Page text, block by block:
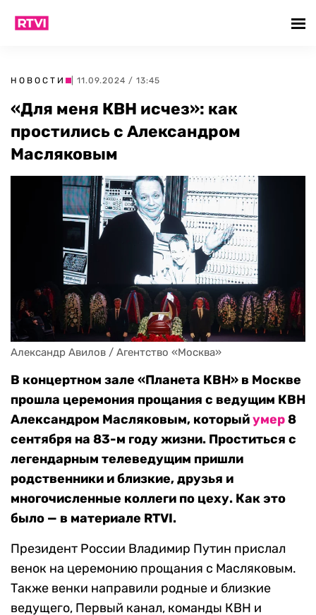
НОВОСТИ | 11.09.2024 / 13:45
«Для меня КВН исчез»: как
простились с Александром
Масляковым
Александр Авилов / Агентство «Москва»
В концертном зале «Планета КВН» в Москве
прошла церемония прощания с ведущим КВН
Александром Масляковым, которыйумер8
сентября на 83-м году жизни. Проститься с
легендарным телеведущим пришли
родственники и близкие, друзья и
многочисленные коллеги по цеху. Как это
было — в материале RTVI.
Президент России Владимир Путин прислал
венок на церемонию прощания с Масляковым.
Также венки направили родные и близкие
ведущего, Первый канал, команды КВН и